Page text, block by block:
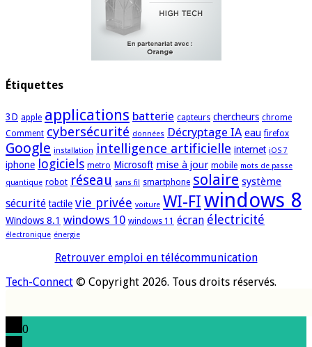
Étiquettes
3D apple applications batterie capteurs chercheurs chrome
Comment cybersécurité données Décryptage IA eau firefox
Google installation intelligence artificielle internet iOS 7
iphone logiciels metro Microsoft mise à jour mobile mots de passe
quantique robot réseau sans fil smartphone solaire système
sécurité tactile vie privée voiture WI-FIwindows 8
Windows 8.1 windows 10 windows 11 écran électricité
électronique énergie
Retrouver emploi en télécommunication
Tech-Connect © Copyright 2026. Tous droits réservés.
0